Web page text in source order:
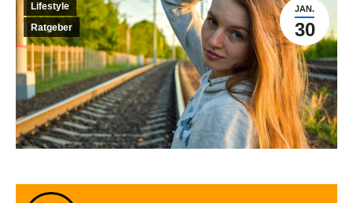
JAN.
30
Lifestyle
Ratgeber